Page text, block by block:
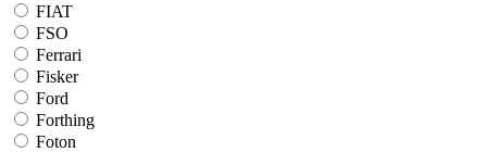
FIAT
FSO
Ferrari
Fisker
Ford
Forthing
Foton